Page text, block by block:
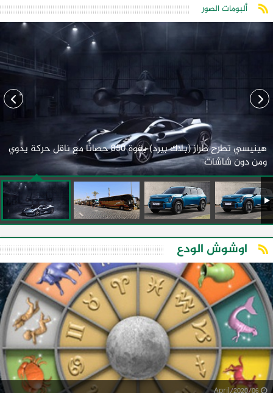
ألبومات الصور
هينيسي تطرح طراز (بلاك بيرد) بقوة 850 حصانًا مع ناقل حركة يدوي
ومن دون شاشات
اوشوش الودع